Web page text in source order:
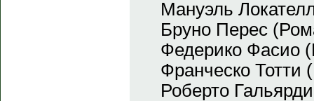
Мануэль
Бруно Перес
Федерико Фасио
Франческо Тотти
Роберто